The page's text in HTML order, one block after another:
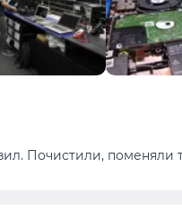
Почистили, поменяли